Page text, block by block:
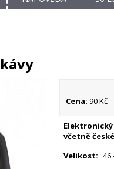
Cena: 90 Kč
včetně
Velikost: 46